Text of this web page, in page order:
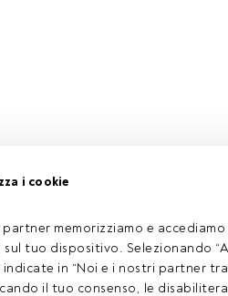
i cookie
partner memorizziamo e
tuo dispositivo. Selezionando
in “Noi e i nostri partner
il tuo consenso, le